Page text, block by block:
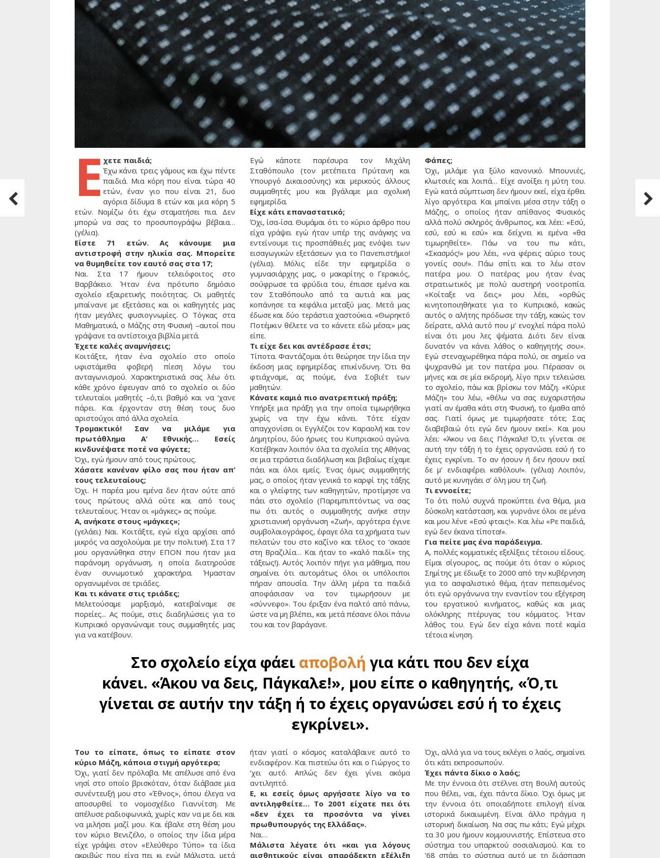
Έ χετε παιδιά;
Έχω κάνει τρεις γάμους και έχω πέντε
παιδιά. Μια κόρη που είναι τώρα 40
ετών, έναν γιο που είναι 21, δυο
αγόρια δίδυμα 8 ετών και μια κόρη 5
ετών. Νομίζω ότι έχω σταματήσει πια. Δεν
μπορώ να σας το προσυπογράψω βέβαια…
(γέλια).
Είστε 71 ετών. Ας κάνουμε μια
αντιστροφή στην ηλικία σας. Μπορείτε
να θυμηθείτε τον εαυτό σας στα 17;
Ναι. Στα 17 ήμουν τελειόφοιτος στο
Βαρβάκειο. Ήταν ένα πρότυπο δημόσιο
σχολείο εξαιρετικής ποιότητας. Οι μαθητές
μπαίνανε με εξετάσεις και οι καθηγητές μας
ήταν μεγάλες φυσιογνωμίες. Ο Τόγκας στα
Μαθηματικά, ο Μάζης στη Φυσική –αυτοί που
γράψανε τα αντίστοιχα βιβλία μετά.
Έχετε καλές αναμνήσεις;
Κοιτάξτε, ήταν ένα σχολείο στο οποίο
υφιστάμεθα φοβερή πίεση λόγω του
ανταγωνισμού. Χαρακτηριστικά σας λέω ότι
κάθε χρόνο έφευγαν από το σχολείο οι δύο
τελευταίοι μαθητές –ό,τι βαθμό και να ‘χανε
πάρει. Και έρχονταν στη θέση τους δυο
αριστούχοι από άλλα σχολεία.
Τρομακτικό! Σαν να μιλάμε για
πρωτάθλημα Α’ Εθνικής… Εσείς
κινδυνέψατε ποτέ να φύγετε;
Όχι, εγώ ήμουν από τους πρώτους.
Χάσατε κανέναν φίλο σας που ήταν απ’
τους τελευταίους;
Όχι. Η παρέα μου εμένα δεν ήταν ούτε από
τους πρώτους αλλά ούτε και από τους
τελευταίους. Ήταν οι «μάγκες» ας πούμε.
Α, ανήκατε στους «μάγκες»;
(γελάει) Ναι. Κοιτάξτε, εγώ είχα αρχίσει από
μικρός να ασχολούμαι με την πολιτική. Στα 17
μου οργανώθηκα στην ΕΠΟΝ που ήταν μια
παράνομη οργάνωση, η οποία διατηρούσε
έναν συνωμοτικό χαρακτήρα. Ήμασταν
οργανωμένοι σε τριάδες.
Και τι κάνατε στις τριάδες;
Μελετούσαμε μαρξισμό, κατεβαίναμε σε
πορείες... Ας πούμε, στις διαδηλώσεις για το
Κυπριακό οργανώναμε τους συμμαθητές μας
για να κατέβουν.
Εγώ κάποτε παρέσυρα τον Μιχάλη
Σταθόπουλο (τον μετέπειτα Πρύτανη και
Υπουργό Δικαιοσύνης) και μερικούς άλλους
συμμαθητές μου και βγάλαμε μια σχολική
εφημερίδα.
Είχε κάτι επαναστατικό;
Όχι, ίσα-ίσα. Θυμάμαι ότι το κύριο άρθρο που
είχα γράψει εγώ ήταν υπέρ της ανάγκης να
εντείνουμε τις προσπάθειές μας ενόψει των
εισαγωγικών εξετάσεων για το Πανεπιστήμιο!
(γέλια). Μόλις είδε την εφημερίδα ο
γυμνασιάρχης μας, ο μακαρίτης ο Γερακιός,
σούφρωσε τα φρύδια του, έπιασε εμένα και
τον Σταθόπουλο από τα αυτιά και μας
κοπάνησε τα κεφάλια μεταξύ μας. Μετά μας
έδωσε και δύο τεράστια χαστούκια. «Θωρηκτό
Ποτέμκιν θέλετε να το κάνετε εδώ μέσα;» μας
είπε.
Τι είχε δει και αντέδρασε έτσι;
Τίποτα. Φαντάζομαι ότι θεώρησε την ίδια την
έκδοση μιας εφημερίδας επικίνδυνη. Ότι θα
φτιάχναμε, ας πούμε, ένα Σοβιέτ των
μαθητών.
Κάνατε καμιά πιο ανατρεπτική πράξη;
Υπήρξε μια πράξη για την οποία τιμωρήθηκα
χωρίς να την έχω κάνει. Τότε είχαν
απαγχονίσει οι Εγγλέζοι τον Καραολή και τον
Δημητρίου, δύο ήρωες του Κυπριακού αγώνα.
Κατέβηκαν λοιπόν όλα τα σχολεία της Αθήνας
σε μια τεράστια διαδήλωση και βεβαίως είχαμε
πάει και όλοι εμείς. Ένας όμως συμμαθητής
μας, ο οποίος ήταν γενικά το καρφί της τάξης
και ο γλείφτης των καθηγητών, προτίμησε να
πάει στο σχολείο (Παρεμπιπτόντως να σας
πω ότι αυτός ο συμμαθητής ανήκε στην
χριστιανική οργάνωση «Ζωή», αργότερα έγινε
συμβολαιογράφος, έφαγε όλα τα χρήματα των
πελατών του στο καζίνο και τέλος το ‘σκασε
στη Βραζιλία… Και ήταν το «καλό παιδί» της
τάξεως!). Αυτός λοιπόν πήγε για μάθημα, που
σημαίνει ότι αυτομάτως όλοι οι υπόλοιποι
πήραν απουσία. Την άλλη μέρα τα παιδιά
αποφάσισαν να τον τιμωρήσουν με
«σύννεφο». Του έριξαν ένα παλτό από πάνω,
ώστε να μη βλέπει, και μετά πέσανε όλοι πάνω
του και τον βαράγανε.
Φάπες;
Όχι, μιλάμε για ξύλο κανονικό. Μπουνιές,
κλωτσιές και λοιπά… Είχε ανοίξει η μύτη του.
Εγώ κατά σύμπτωση δεν ήμουν εκεί, είχα έρθει
λίγο αργότερα. Και μπαίνει μέσα στην τάξη ο
Μάζης, ο οποίος ήταν απίθανος Φυσικός
αλλά πολύ σκληρός άνθρωπος, και λέει: «Εσύ,
εσύ, εσύ κι εσύ» και δείχνει κι εμένα «θα
τιμωρηθείτε». Πάω να του πω κάτι,
«Σκασμός!» μου λέει, «να φέρεις αύριο τους
γονείς σου!». Πάω σπίτι και το λέω στον
πατέρα μου. Ο πατέρας μου ήταν ένας
στρατιωτικός με πολύ αυστηρή νοοτροπία.
«Κοίταξε να δεις» μου λέει, «ορθώς
κινητοποιηθήκατε για το Κυπριακό, κακώς
αυτός ο αλήτης πρόδωσε την τάξη, κακώς τον
δείρατε, αλλά αυτό που μ’ ενοχλεί πάρα πολύ
είναι ότι μου λες ψέματα. Διότι δεν είναι
δυνατόν να κάνει λάθος ο καθηγητής σου».
Εγώ στεναχωρέθηκα πάρα πολύ, σε σημείο να
ψυχρανθώ με τον πατέρα μου. Πέρασαν οι
μήνες και σε μία εκδρομή, λίγο πριν τελειώσει
το σχολείο, πάω και βρίσκω τον Μάζη. «Κύριε
Μάζη» του λέω, «θέλω να σας ευχαριστήσω
γιατί αν έμαθα κάτι στη Φυσική, το έμαθα από
σας. Γιατί όμως με τιμωρήσατε τότε; Σας
διαβεβαιώ ότι εγώ δεν ήμουν εκεί». Και μου
λέει: «Άκου να δεις Πάγκαλε! Ό,τι γίνεται σε
αυτή την τάξη ή το έχεις οργανώσει εσύ ή το
έχεις εγκρίνει. Το αν ήσουν ή δεν ήσουν εκεί
δε μ’ ενδιαφέρει καθόλου!». (γέλια) Λοιπόν,
αυτό με κυνηγάει σ’ όλη μου τη ζωή.
Τι εννοείτε;
Το ότι πολύ συχνά προκύπτει ένα θέμα, μια
δύσκολη κατάσταση, και γυρνάνε όλοι σε μένα
και μου λένε «Εσύ φταις!». Και λέω «Ρε παιδιά,
εγώ δεν έκανα τίποτα!».
Για πείτε μας ένα παράδειγμα.
Α, πολλές κομματικές εξελίξεις τέτοιου είδους.
Είμαι σίγουρος, ας πούμε ότι όταν ο κύριος
Σημίτης με έδιωξε το 2000 από την κυβέρνηση
για το ασφαλιστικό θέμα, ήταν πεπεισμένος
ότι εγώ οργάνωνα την εναντίον του εξέγερση
του εργατικού κινήματος, καθώς και μιας
ολόκληρης πτέρυγας του κόμματος. Ήταν
λάθος του. Εγώ δεν είχα κάνει ποτέ καμία
τέτοια κίνηση.
Στο σχολείο είχα φάει αποβολή για κάτι που δεν είχα
κάνει. «Άκου να δεις, Πάγκαλε!», μου είπε ο καθηγητής, «Ό,τι
γίνεται σε αυτήν την τάξη ή το έχεις οργανώσει εσύ ή το έχεις
εγκρίνει».
Του το είπατε, όπως το είπατε στον
κύριο Μάζη, κάποια στιγμή αργότερα;
Όχι, γιατί δεν πρόλαβα. Με απέλυσε από ένα
νησί στο οποίο βρισκόταν, όταν διάβασε μια
συνέντευξή μου στο «Έθνος», όπου έλεγα να
αποσυρθεί το νομοσχέδιο Γιαννίτση. Με
απέλυσε ραδιοφωνικά, χωρίς καν να με δει και
να μιλήσει μαζί μου. Και έβαλε στη θέση μου
τον κύριο Βενιζέλο, ο οποίος την ίδια μέρα
είχε γράψει στον «Ελεύθερο Τύπο» τα ίδια
ακριβώς που είχα πει κι εγώ! Μάλιστα, μετά
ήταν γιατί ο κόσμος καταλάβαινε αυτό το
ενδιαφέρον. Και πιστεύω ότι και ο Γιώργος το
‘χει αυτό. Απλώς δεν έχει γίνει ακόμα
αντιληπτό.
Ε, κι εσείς όμως αργήσατε λίγο να το
αντιληφθείτε… Το 2001 είχατε πει ότι
«δεν έχει τα προσόντα να γίνει
πρωθυπουργός της Ελλάδας».
Ναι…
Μάλιστα λέγατε ότι «και για λόγους
αισθητικούς είναι απαράδεκτη εξέλιξη
Όχι, αλλά για να τους εκλέγει ο λαός, σημαίνει
ότι κάτι εκπροσωπούν.
Έχει πάντα δίκιο ο λαός;
Με την έννοια ότι στέλνει στη Βουλή αυτούς
που θέλει, ναι, έχει πάντα δίκιο. Όχι όμως με
την έννοια ότι οποιαδήποτε επιλογή είναι
ιστορικά δικαιωμένη. Είναι άλλο πράγμα η
ιστορική δικαίωση. Να σας πω κάτι; Εγώ μέχρι
τα 30 μου ήμουν κομμουνιστής. Επίστευα στο
σύστημα του υπαρκτού σοσιαλισμού. Και το
’68 σπάει το σύστημα αυτό με τη διάσπαση